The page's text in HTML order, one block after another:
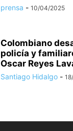
prensa - 10/04/2025
Colombiano
policía y
Oscar Reyes
Santiago Hidalgo -